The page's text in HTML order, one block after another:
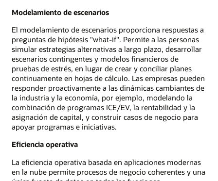
Modelamiento de escenarios
El modelamiento de escenarios proporciona respuestas a
preguntas de hipótesis "what-if". Permite a las personas
simular estrategias alternativas a largo plazo, desarrollar
escenarios contingentes y modelos financieros de
pruebas de estrés, en lugar de crear y conciliar planes
continuamente en hojas de cálculo. Las empresas pueden
responder proactivamente a las dinámicas cambiantes de
la industria y la economía, por ejemplo, modelando la
combinación de programas ICE/EV, la rentabilidad y la
asignación de capital, y construir casos de negocio para
apoyar programas e iniciativas.
Eficiencia operativa
La eficiencia operativa basada en aplicaciones modernas
en la nube permite procesos de negocio coherentes y una